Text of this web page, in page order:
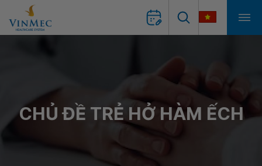
CHỦ ĐỀ TRẺ HỞ HÀM ẾCH